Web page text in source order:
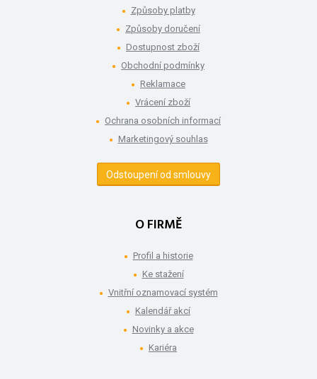
Způsoby platby
Způsoby doručení
Dostupnost zboží
Obchodní podmínky
Reklamace
Vrácení zboží
Ochrana osobních informací
Marketingový souhlas
Odstoupení od smlouvy
O FIRMĚ
Profil a historie
Ke stažení
Vnitřní oznamovací systém
Kalendář akcí
Novinky a akce
Kariéra